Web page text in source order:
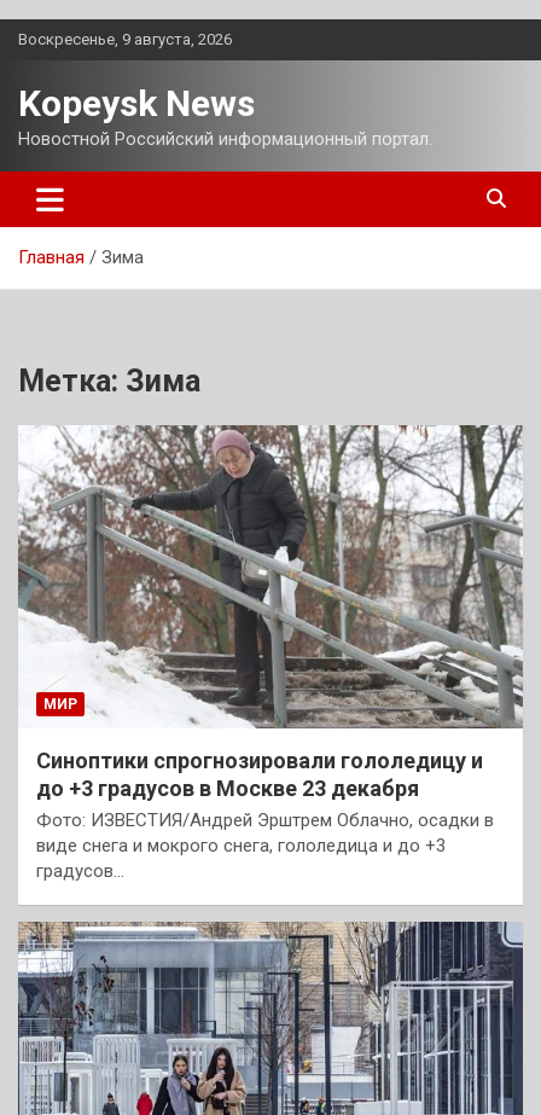
Перейти
Воскресенье, 9 августа, 2026
Kopeysk News
Новостной Российский информационный портал.
Главная Зима
Метка: Зима
МИР
Синоптики спрогнозировали гололедицу и
до +3 градусов в Москве 23 декабря
Фото: ИЗВЕСТИЯ/Андрей Эрштрем Облачно, осадки в
виде снега и мокрого снега, гололедица и до +3
градусов…